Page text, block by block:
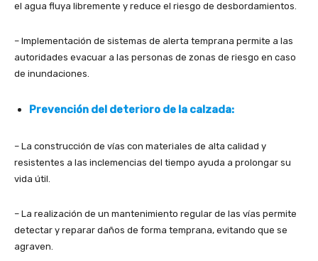
el agua fluya libremente y reduce el riesgo de desbordamientos.
– Implementación de sistemas de alerta temprana permite a las
autoridades evacuar a las personas de zonas de riesgo en caso
de inundaciones.
Prevención del deterioro de la calzada:
– La construcción de vías con materiales de alta calidad y
resistentes a las inclemencias del tiempo ayuda a prolongar su
vida útil.
– La realización de un mantenimiento regular de las vías permite
detectar y reparar daños de forma temprana, evitando que se
agraven.